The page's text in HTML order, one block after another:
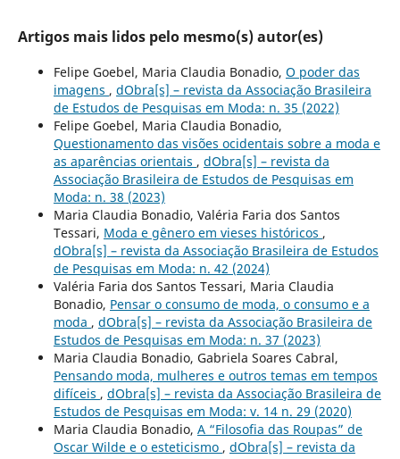
Artigos mais lidos pelo mesmo(s) autor(es)
Felipe Goebel, Maria Claudia Bonadio, O poder das
imagens , dObra[s] – revista da Associação Brasileira
de Estudos de Pesquisas em Moda: n. 35 (2022)
Felipe Goebel, Maria Claudia Bonadio,
Questionamento das visões ocidentais sobre a moda e
as aparências orientais , dObra[s] – revista da
Associação Brasileira de Estudos de Pesquisas em
Moda: n. 38 (2023)
Maria Claudia Bonadio, Valéria Faria dos Santos
Tessari, Moda e gênero em vieses históricos ,
dObra[s] – revista da Associação Brasileira de Estudos
de Pesquisas em Moda: n. 42 (2024)
Valéria Faria dos Santos Tessari, Maria Claudia
Bonadio, Pensar o consumo de moda, o consumo e a
moda , dObra[s] – revista da Associação Brasileira de
Estudos de Pesquisas em Moda: n. 37 (2023)
Maria Claudia Bonadio, Gabriela Soares Cabral,
Pensando moda, mulheres e outros temas em tempos
difíceis , dObra[s] – revista da Associação Brasileira de
Estudos de Pesquisas em Moda: v. 14 n. 29 (2020)
Maria Claudia Bonadio, A “Filosofia das Roupas” de
Oscar Wilde e o esteticismo , dObra[s] – revista da